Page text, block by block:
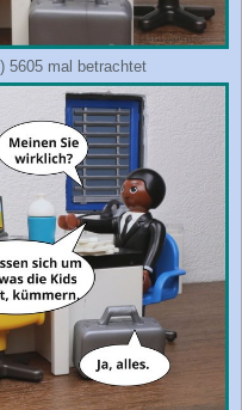
5605 mal betrachtet